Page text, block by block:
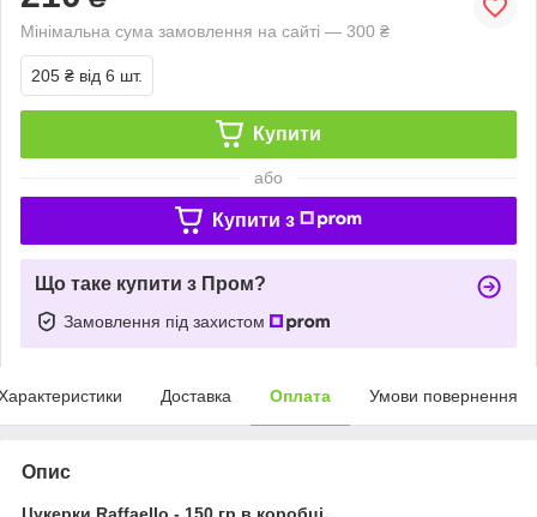
Мінімальна сума замовлення на сайті — 300 ₴
205 ₴ від 6 шт.
Купити
або
Купити з
Що таке купити з Пром?
Замовлення під захистом
Доставка Оплата Умови повернення
Опис
Цукерки Raffaello - 150 гр в коробці.